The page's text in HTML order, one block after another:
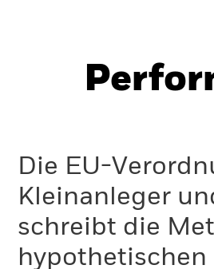
Die EU-
Kleinanleger
schreibt die
hypothetischen